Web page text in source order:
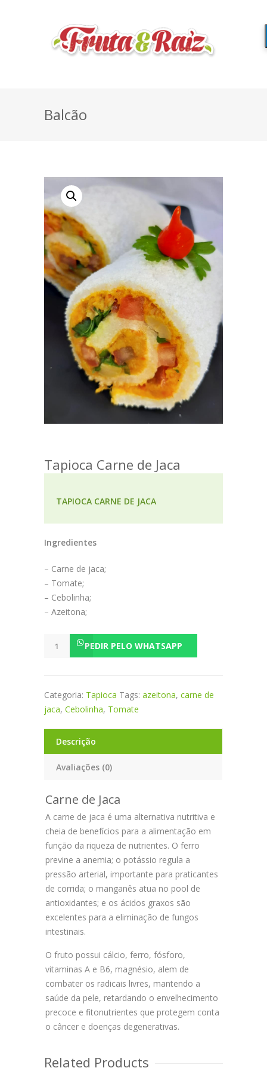
Balcão
Tapioca Carne de Jaca
TAPIOCA CARNE DE JACA
Ingredientes
– Carne de jaca;
– Tomate;
– Cebolinha;
– Azeitona;
quantidade
PEDIR PELO WHATSAPP
Categoria: Tapioca Tags: azeitona, carne de
jaca, Cebolinha, Tomate
Descrição
Avaliações (0)
Carne de Jaca
A carne de jaca é uma alternativa nutritiva e
cheia de benefícios para a alimentação em
função da riqueza de nutrientes. O ferro
previne a anemia; o potássio regula a
pressão arterial, importante para praticantes
de corrida; o manganês atua no pool de
antioxidantes; e os ácidos graxos são
excelentes para a eliminação de fungos
intestinais.
O fruto possui cálcio, ferro, fósforo,
vitaminas A e B6, magnésio, alem de
combater os radicais livres, mantendo a
saúde da pele, retardando o envelhecimento
precoce e fitonutrientes que protegem conta
o câncer e doenças degenerativas.
Related Products